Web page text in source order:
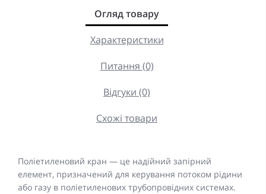
Огляд товару
Характеристики
Питання (0)
Відгуки (0)
Схожі товари
Поліетиленовий кран — це надійний запірний
елемент, призначений для керування потоком рідини
або газу в поліетиленових трубопровідних системах.